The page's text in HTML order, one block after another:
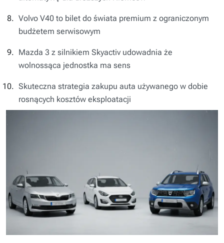
Volvo V40 to bilet do świata premium z ograniczonym
budżetem serwisowym
Mazda 3 z silnikiem Skyactiv udowadnia że
wolnossąca jednostka ma sens
Skuteczna strategia zakupu auta używanego w dobie
rosnących kosztów eksploatacji